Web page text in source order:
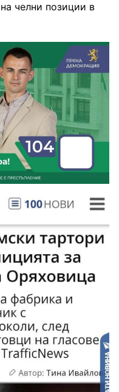
челни позиции в